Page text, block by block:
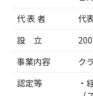
代 表 者
代
設 立
事業内容
ク
認定等
・